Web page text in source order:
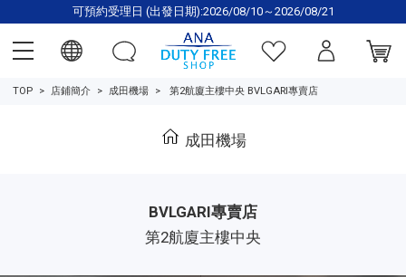
可預約受理日 (出發日期):2026/08/10～2026/08/21
TOP 店鋪簡介 成田機場 第2航廈主樓中央 BVLGARI專賣店
成田機場
BVLGARI專賣店
第2航廈主樓中央